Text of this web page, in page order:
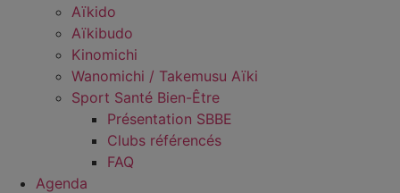
Aïkido
Aïkibudo
Kinomichi
Wanomichi / Takemusu Aïki
Sport Santé Bien-Être
Présentation SBBE
Clubs référencés
FAQ
Agenda